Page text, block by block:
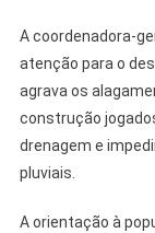
A coordenadora-
atenção para o
agrava os
construção
drenagem e
pluviais.
A orientação à